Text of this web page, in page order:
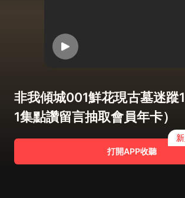
非我傾城001鮮花現古墓迷蹤
1集點讚留言抽取會員年卡）
打開APP收聽